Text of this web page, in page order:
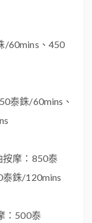
/60mins、450
泰銖/60mins、
按摩：850泰
銖/120mins
：500泰